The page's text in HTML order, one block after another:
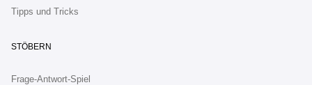
Tipps und Tricks
STÖBERN
Frage-Antwort-Spiel